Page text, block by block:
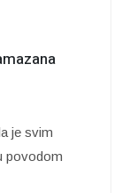
je svim
povodom